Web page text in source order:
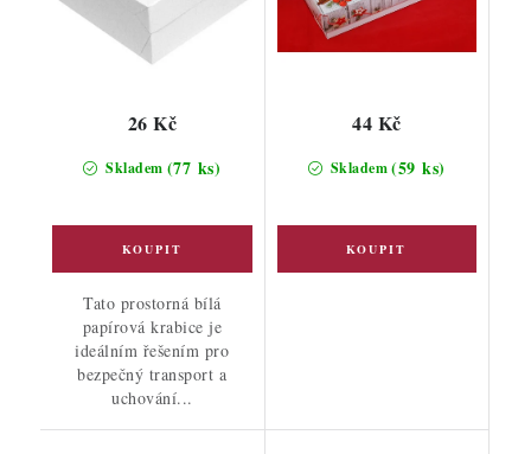
Skladem (77 ks)
26 Kč
Tato prostorná bílá
papírová krabice je
ideálním řešením pro
bezpečný transport a
uchování...
Skladem(59 ks)
44 Kč